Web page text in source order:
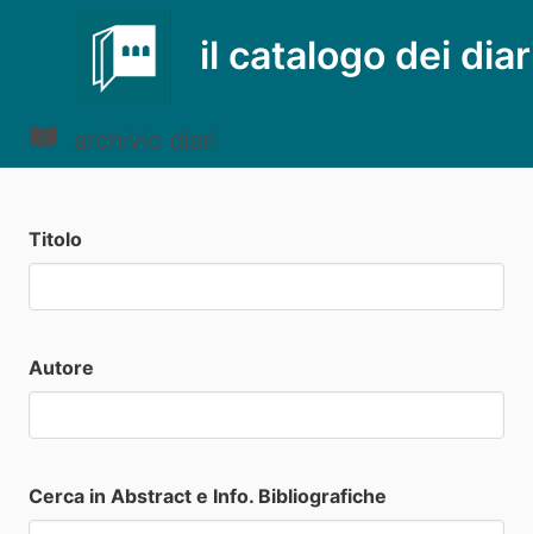
il catalogo dei
archivio diari
Titolo
Autore
Cerca in Abstract e Info. Bibliografiche